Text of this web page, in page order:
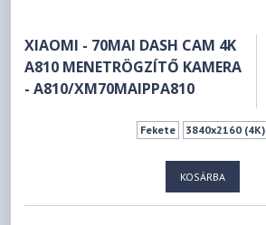
XIAOMI - 70MAI DASH CAM 4K
A810 MENETRÖGZÍTŐ KAMERA
- A810/XM70MAIPPA810
Fekete 3840x2160 (4K)
KOSÁRBA